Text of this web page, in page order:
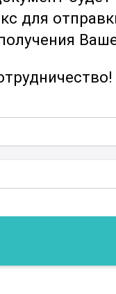
и
третьего по
для